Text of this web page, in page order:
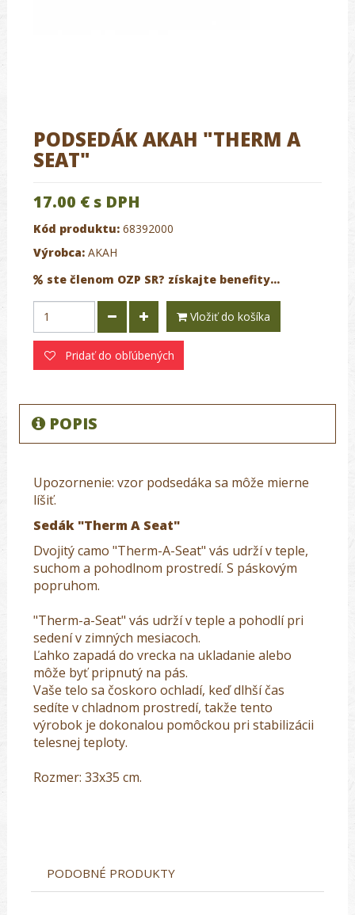
PODSEDÁK AKAH "THERM A
SEAT"
17.00 € s DPH
Kód produktu: 68392000
Výrobca: AKAH
ste členom OZP SR? získajte benefity...
Vložiť do košíka
Pridať do obľúbených
POPIS
Upozornenie: vzor podsedáka sa môže mierne
líšiť.
Sedák "Therm A Seat"
Dvojitý camo "Therm-A-Seat" vás udrží v teple,
suchom a pohodlnom prostredí. S páskovým
popruhom.
"Therm-a-Seat" vás udrží v teple a pohodlí pri
sedení v zimných mesiacoch.
Ľahko zapadá do vrecka na ukladanie alebo
môže byť pripnutý na pás.
Vaše telo sa čoskoro ochladí, keď dlhší čas
sedíte v chladnom prostredí, takže tento
výrobok je dokonalou pomôckou pri stabilizácii
telesnej teploty.
Rozmer: 33x35 cm.
PODOBNÉ PRODUKTY